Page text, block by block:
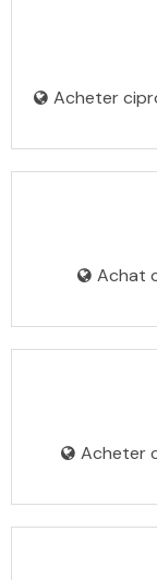
Acheter
Achat
Acheter